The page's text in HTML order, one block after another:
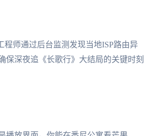
师通过后台监测发现当地ISP路由异
保深夜追《长歌行》大结局的关键时刻